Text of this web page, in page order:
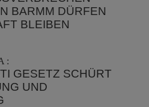
BARMM DÜRFEN
BLEIBEN
:
GESETZ SCHÜRT
UND